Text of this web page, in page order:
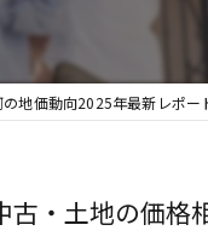
の地価動向2025年最新レポ
古・土地の価格